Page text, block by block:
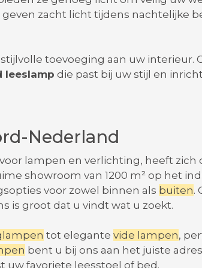
zacht licht tijdens nachtelijke
toevoeging aan uw interieur.
leeslamp die past bij uw stijl en
Nederland
lampen en verlichting, heeft
showroom van 1200 m² op het
voor zowel binnen als buiten.
is groot dat u vindt wat u zoekt.
tot elegante vide lampen,
bent u bij ons aan het juiste
uw favoriete leesstoel of bed.